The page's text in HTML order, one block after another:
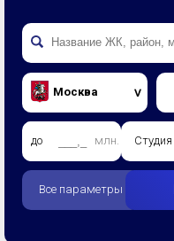
Москва
до млн. Студия
Все параметры